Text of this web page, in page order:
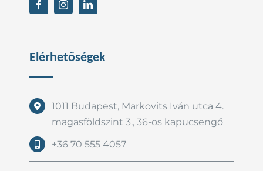
Elérhetőségek
1011 Budapest, Markovits Iván utca 4.
magasföldszint 3., 36-os kapucsengő
+36 70 555 4057